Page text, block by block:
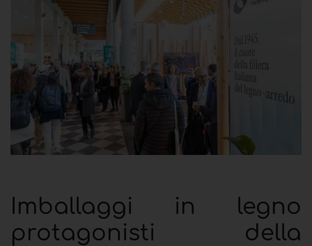
Imballaggi in legno
protagonisti della